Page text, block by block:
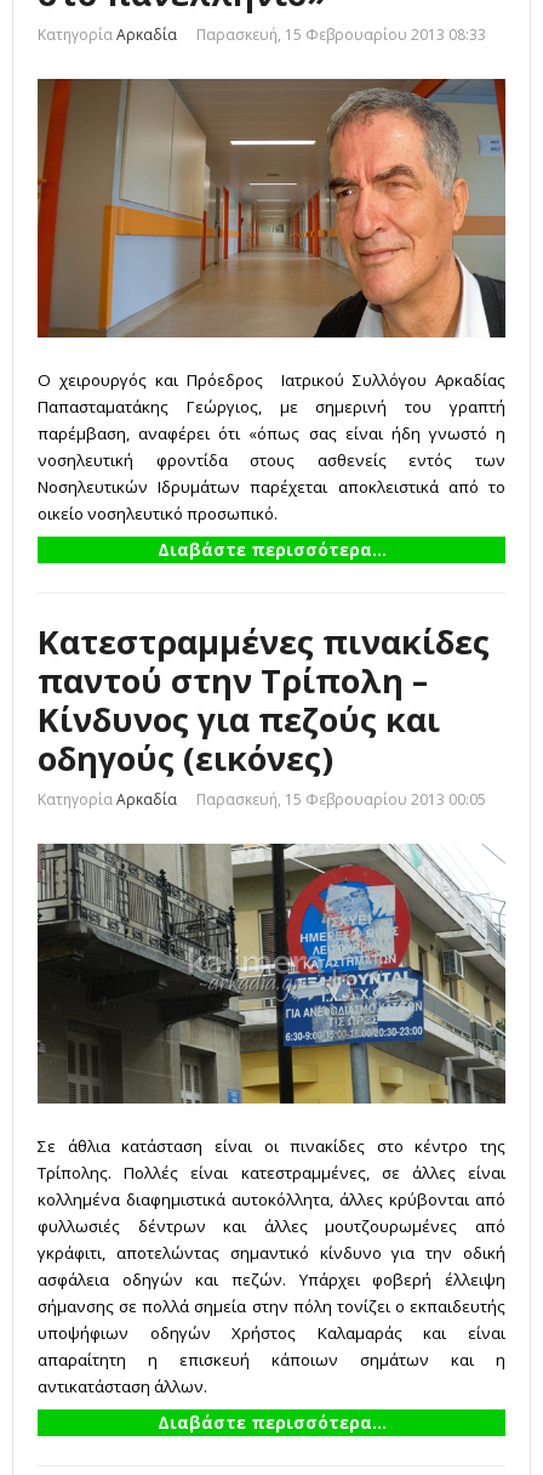
ΚατηγορίαΑρκαδία Παρασκευή, 15 Φεβρουαρίου 2013 08:33
Ο χειρουργός και Πρόεδρος Ιατρικού Συλλόγου Αρκαδίας
Παπασταματάκης Γεώργιος, με σημερινή του γραπτή
παρέμβαση, αναφέρει ότι «όπως σας είναι ήδη γνωστό η
νοσηλευτική φροντίδα στους ασθενείς εντός των
Νοσηλευτικών Ιδρυμάτων παρέχεται αποκλειστικά από το
οικείο νοσηλευτικό προσωπικό.
Διαβάστε περισσότερα...
Κατεστραμμένες πινακίδες
παντού στην Τρίπολη –
Κίνδυνος για πεζούς και
οδηγούς (εικόνες)
ΚατηγορίαΑρκαδία Παρασκευή, 15 Φεβρουαρίου 2013 00:05
Σε άθλια κατάσταση είναι οι πινακίδες στο κέντρο της
Τρίπολης. Πολλές είναι κατεστραμμένες, σε άλλες είναι
κολλημένα διαφημιστικά αυτοκόλλητα, άλλες κρύβονται από
φυλλωσιές δέντρων και άλλες μουτζουρωμένες από
γκράφιτι, αποτελώντας σημαντικό κίνδυνο για την οδική
ασφάλεια οδηγών και πεζών. Υπάρχει φοβερή έλλειψη
σήμανσης σε πολλά σημεία στην πόλη τονίζει ο εκπαιδευτής
υποψήφιων οδηγών Χρήστος Καλαμαράς και είναι
απαραίτητη η επισκευή κάποιων σημάτων και η
αντικατάσταση άλλων.
Διαβάστε περισσότερα...